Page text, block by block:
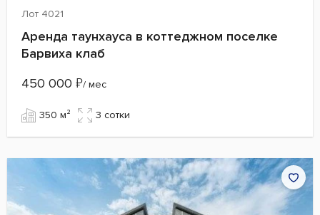
Лот 4021
Аренда таунхауса в коттеджном поселке
Барвиха клаб
450 000 ₽/ мес
350 м² 3 сотки